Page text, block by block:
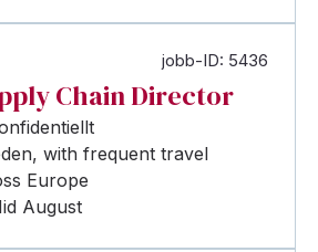
jobb-ID: 5436
Chain Director
with frequent travel
Europe
August